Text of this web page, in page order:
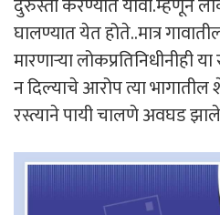
दुरुस्ती करण्यात यावा.म्हणून
घालण्यात येत होते..मात्र
मारणाऱ्या लोकप्रतिनिधीनीही
न दिल्याचे आरोप त्या
रस्त्याने पायी चालणे अवघड